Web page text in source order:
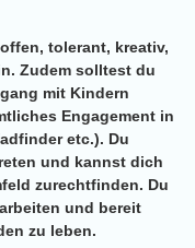
tolerant, kreativ,
Zudem solltest du
mit Kindern
Engagement in
etc.). Du
und kannst dich
zurechtfinden. Du
und bereit
zu leben.